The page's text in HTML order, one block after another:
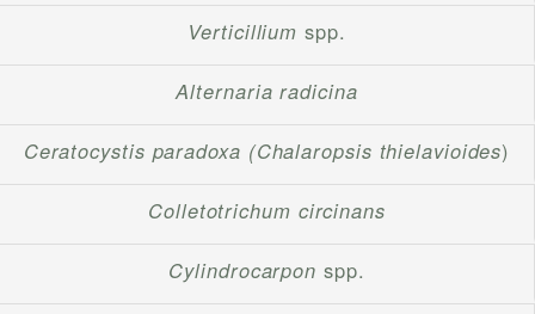
Verticillium spp.
Alternaria radicina
Ceratocystis paradoxa (Chalaropsis thielavioides)
Colletotrichum circinans
Cylindrocarpon spp.